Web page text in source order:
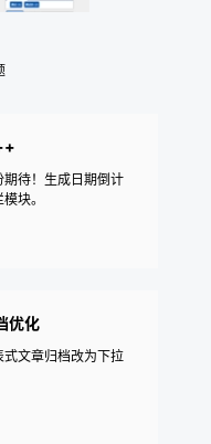
待！生成日期倒计
块。
优化
文章归档改为下拉